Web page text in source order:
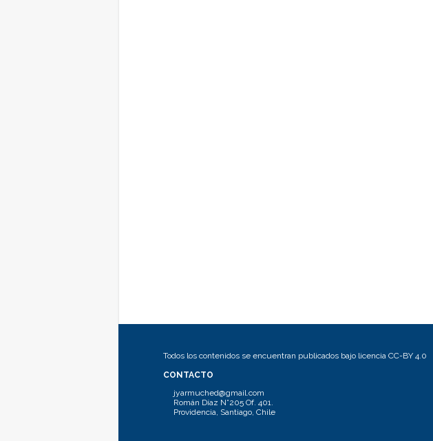
Todos los contenidos se encuentran publicados bajo licencia CC-BY 4.0
CONTACTO
jyarmuched@gmail.com
Román Díaz N°205 Of. 401.
Providencia, Santiago, Chile